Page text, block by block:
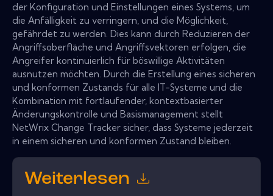
der Konfiguration und Einstellungen eines Systems, um
die Anfälligkeit zu verringern, und die Möglichkeit,
gefährdet zu werden. Dies kann durch Reduzieren der
Angriffsoberfläche und Angriffsvektoren erfolgen, die
Angreifer kontinuierlich für böswillige Aktivitäten
ausnutzen möchten. Durch die Erstellung eines sicheren
und konformen Zustands für alle IT-Systeme und die
Kombination mit fortlaufender, kontextbasierter
Änderungskontrolle und Basismanagement stellt
NetWrix Change Tracker sicher, dass Systeme jederzeit
in einem sicheren und konformen Zustand bleiben.
Weiterlesen